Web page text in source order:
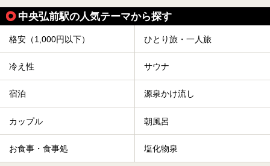
中央弘前駅の人気テーマから探す
格安（1,000円以下） ひとり旅・一人旅
冷え性 サウナ
宿泊 源泉かけ流し
カップル 朝風呂
お食事・食事処 塩化物泉